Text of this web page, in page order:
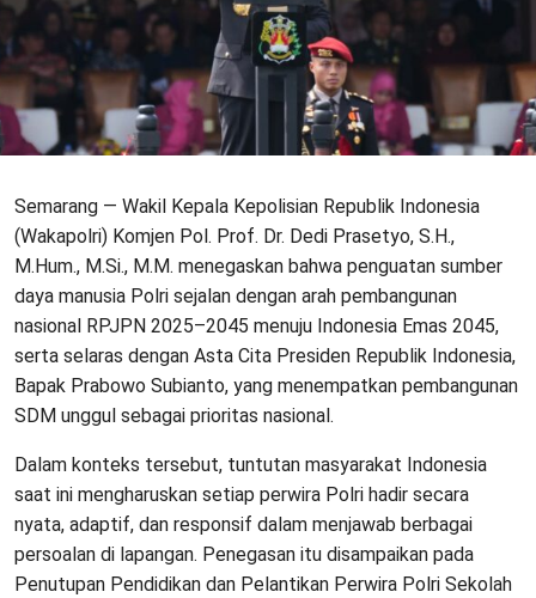
Semarang — Wakil Kepala Kepolisian Republik Indonesia
(Wakapolri) Komjen Pol. Prof. Dr. Dedi Prasetyo, S.H.,
M.Hum., M.Si., M.M. menegaskan bahwa penguatan sumber
daya manusia Polri sejalan dengan arah pembangunan
nasional RPJPN 2025–2045 menuju Indonesia Emas 2045,
serta selaras dengan Asta Cita Presiden Republik Indonesia,
Bapak Prabowo Subianto, yang menempatkan pembangunan
SDM unggul sebagai prioritas nasional.
Dalam konteks tersebut, tuntutan masyarakat Indonesia
saat ini mengharuskan setiap perwira Polri hadir secara
nyata, adaptif, dan responsif dalam menjawab berbagai
persoalan di lapangan. Penegasan itu disampaikan pada
Penutupan Pendidikan dan Pelantikan Perwira Polri Sekolah